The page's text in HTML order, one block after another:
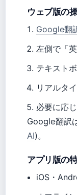
ウェブ版の
Google翻
左側で「
テキスト
リアルタ
必要に応
Google翻訳
AI)。
アプリ版の
iOS・